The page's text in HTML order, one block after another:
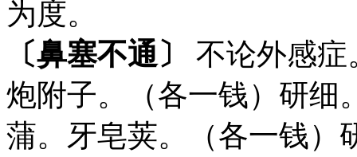
为度。
〔鼻塞不通〕
不论外感
炮附子。（各一钱）研细
蒲。牙皂荚。（各一钱）